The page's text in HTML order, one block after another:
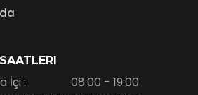
İçi :
08:00 - 19:00